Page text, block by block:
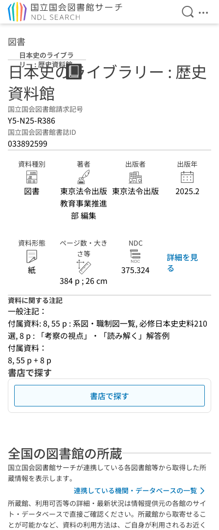
検索を
メ
図書
日本史のライブラ
リー : 歴史資料館
日本史のライブラリー : 歴史
資料館
国立国会図書館請求記号
Y5-N25-R386
国立国会図書館書誌ID
033892599
資料種別
図書
著者
東京法令出版
教育事業推進
部 編集
出版者
東京法令出版
出版年
2025.2
資料形態
紙
ページ数・大き
さ等
384 p ; 26 cm
NDC
375.324
詳細を見
る
資料に関する注記
一般注記：
付属資料: 8, 55 p : 系図・職制図一覧, 必修日本史史料210
選, 8 p : 「考察の視点」・「読み解く」解答例
付属資料：
8, 55 p + 8 p
書店で探す
書店で探す
全国の図書館の所蔵
国立国会図書館サーチが連携している各図書館等から取得した所
蔵情報を表示します。
連携している機関・データベースの一覧
所蔵館、利用可否等の詳細・最新状況は情報提供元の各館のサイ
ト・データベースで直接ご確認ください。所蔵館から取寄せるこ
とが可能かなど、資料の利用方法は、ご自身が利用されるお近く